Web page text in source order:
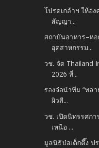
โปรดเกล้าฯ ให้อ
สัญญา...
สถาบันอาหาร–ห
อุตสาหกรรม...
วช. จัด Thailand
2026 ที่...
รองจ๋อนำทีม “ทล
ผิวสี...
วช. เปิดนิทรรศก
เหนือ ...
มูลนิธิป่อเต็กตึ๊ง ป